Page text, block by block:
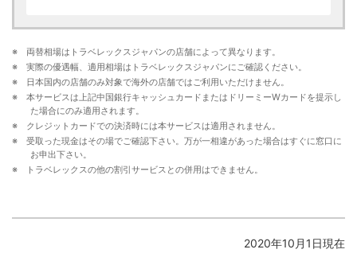
※ 両替相場はトラベレックスジャパンの店舗によって異なります。
※ 実際の優遇幅、適用相場はトラベレックスジャパンにご確認ください。
※ 日本国内の店舗のみ対象で海外の店舗ではご利用いただけません。
※ 本サービスは上記中国銀行キャッシュカードまたはドリーミーWカードを提示し
た場合にのみ適用されます。
※ クレジットカードでの決済時には本サービスは適用されません。
※ 受取った現金はその場でご確認下さい。万が一相違があった場合はすぐに窓口に
お申出下さい。
※ トラベレックスの他の割引サービスとの併用はできません。
2020年10月1日現在